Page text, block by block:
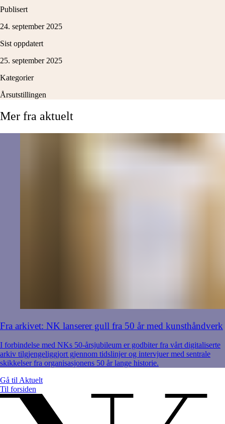
Publisert
24. september 2025
Sist oppdatert
25. september 2025
Kategorier
Årsutstillingen
Mer fra aktuelt
Fra arkivet: NK lanserer gull fra 50 år med kunsthåndverk
I forbindelse med NKs 50-årsjubileum er godbiter fra vårt digitaliserte
arkiv tilgjengeliggjort gjennom tidslinjer og intervjuer med sentrale
skikkelser fra organisasjonens 50 år lange historie.
Gå til Aktuelt
Til forsiden